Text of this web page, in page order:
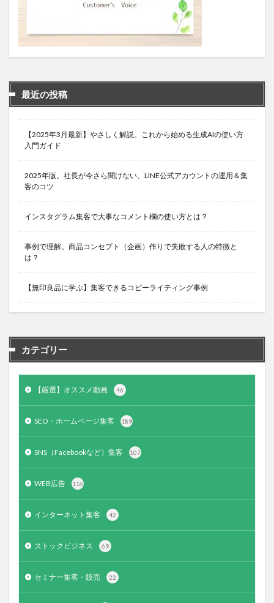
最近の投稿
【2025年3月最新】やさしく解説。これから始める生成AIの使い方
入門ガイド
2025年版。社長が今さら聞けない、LINE公式アカウントの運用＆集
客のコツ
インスタグラム集客で大事なコメント欄の使い方とは？
事例で理解。商品コンセプト（企画）作りで失敗する人の特徴と
は？
【無印良品に学ぶ】集客できるコピーライティング事例
カテゴリー
【厳選】オススメ動画 46
SEO・ホームページ集客 189
SNS（Facebookなど）集客 107
WEB広告 116
インターネット集客 42
ストックビジネス 69
セミナー集客・販売 22